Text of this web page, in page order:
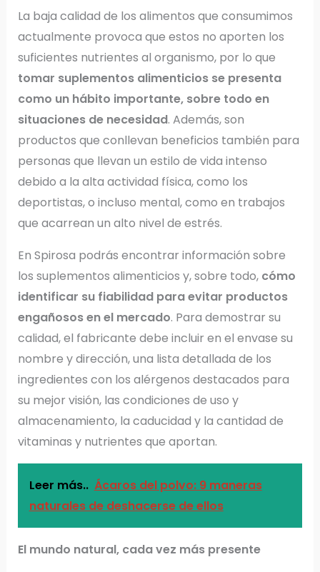
La baja calidad de los alimentos que consumimos
actualmente provoca que estos no aporten los
suficientes nutrientes al organismo, por lo que
tomar suplementos alimenticios se presenta
como un hábito importante, sobre todo en
situaciones de necesidad. Además, son
productos que conllevan beneficios también para
personas que llevan un estilo de vida intenso
debido a la alta actividad física, como los
deportistas, o incluso mental, como en trabajos
que acarrean un alto nivel de estrés.
En Spirosa podrás encontrar información sobre
los suplementos alimenticios y, sobre todo, cómo
identificar su fiabilidad para evitar productos
engañosos en el mercado. Para demostrar su
calidad, el fabricante debe incluir en el envase su
nombre y dirección, una lista detallada de los
ingredientes con los alérgenos destacados para
su mejor visión, las condiciones de uso y
almacenamiento, la caducidad y la cantidad de
vitaminas y nutrientes que aportan.
Leer más.. Ácaros del polvo: 9 maneras
naturales de deshacerse de ellos
El mundo natural, cada vez más presente